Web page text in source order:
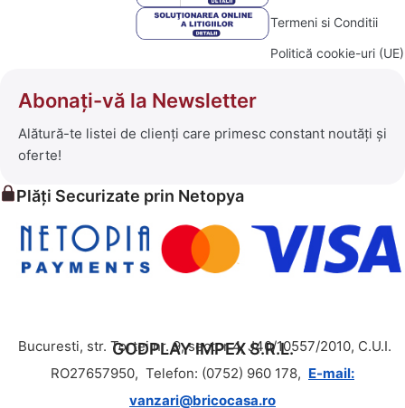
Termeni si Conditii
Politică cookie-uri (UE)
Abonați-vă la Newsletter
Alătură-te listei de clienți care primesc constant noutăți și
oferte!
Plăți Securizate prin Netopya
GODPLAY IMPEX S.R.L.
Bucuresti, str. Tortei nr. 9, sector 4, J40/10557/2010, C.U.I.
RO27657950, Telefon: (0752) 960 178, E-mail:
vanzari@bricocasa.ro